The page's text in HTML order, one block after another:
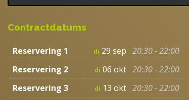
Contractdatums
Reservering 1 di 29 sep 20:30 - 22:00
Reservering 2
di 06 okt 20:30 - 22:00
Reservering 3
di 13 okt 20:30 - 22:00